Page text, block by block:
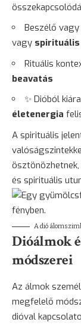
Beszélő
vagy
Rituális
beavatás
✨ Dióból
életenergia
A spirituális
és spirituális
A dió
Dióálmok
módszerei
Az álmok
megfelelő
dióval